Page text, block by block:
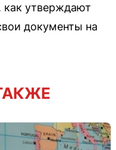
как утверждают
документы на